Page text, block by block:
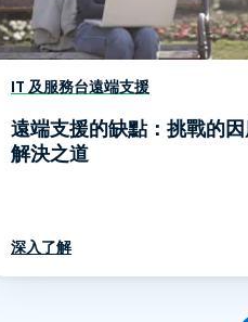
IT 及服務台遠端支援
遠端支援的缺點：挑戰的
解決之道
深入了解